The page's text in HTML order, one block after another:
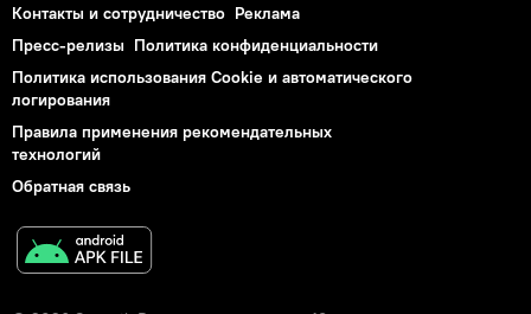
Контакты и сотрудничество Реклама
Пресс-релизы Политика конфиденциальности
Политика использования Cookie и автоматического
логирования
Правила применения рекомендательных
технологий
Обратная связь